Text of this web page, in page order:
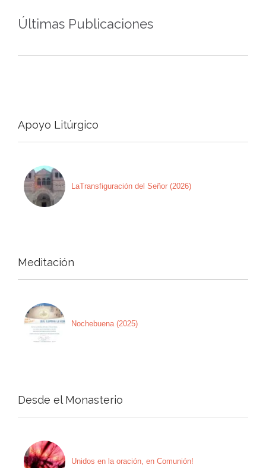
Últimas Publicaciones
Apoyo Litúrgico
LaTransfiguración del Señor (2026)
Meditación
Nochebuena (2025)
Desde el Monasterio
Unidos en la oración, en Comunión!